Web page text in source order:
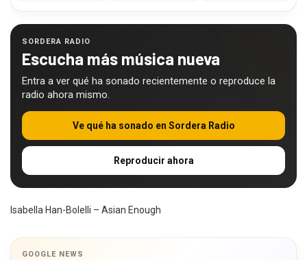
SORDERA RADIO
Escucha más música nueva
Entra a ver qué ha sonado recientemente o reproduce la
radio ahora mismo.
Ve qué ha sonado en Sordera Radio
Reproducir ahora
Isabella Han-Bolelli – Asian Enough
GOOGLE NEWS